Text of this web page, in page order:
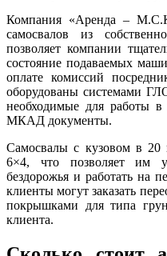
Компания «Аренда –
самосвалов из
позволяет компании
состояние подаваемых
оплате комиссий
оборудованы системами
необходимые для работы
МКАД документы.
Самосвалы с кузовом в
6×4, что позволяет им
бездорожья и работать на
клиенты могут заказать
покрышками для типа
клиента.